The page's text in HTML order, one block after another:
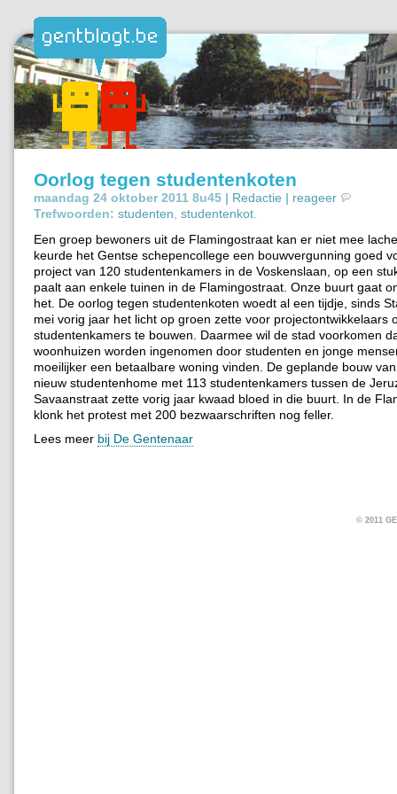
Oorlog tegen studentenkoten
maandag 24 oktober 2011 8u45 | Redactie | reageer
Trefwoorden: studenten studentenkot
Een groep bewoners uit de Flamingostraat kan er niet mee
keurde het Gentse schepencollege een bouwvergunning goed
project van 120 studentenkamers in de Voskenslaan, op een
paalt aan enkele tuinen in de Flamingostraat. Onze buurt gaat
het. De oorlog tegen studentenkoten woedt al een tijdje, sinds
mei vorig jaar het licht op groen zette voor projectontwikkelaars
studentenkamers te bouwen. Daarmee wil de stad voorkomen
woonhuizen worden ingenomen door studenten en jonge
moeilijker een betaalbare woning vinden. De geplande bouw
nieuw studentenhome met 113 studentenkamers tussen de
Savaanstraat zette vorig jaar kwaad bloed in die buurt. In de
klonk het protest met 200 bezwaarschriften nog feller.
Lees meer bij De Gentenaar
© 2011